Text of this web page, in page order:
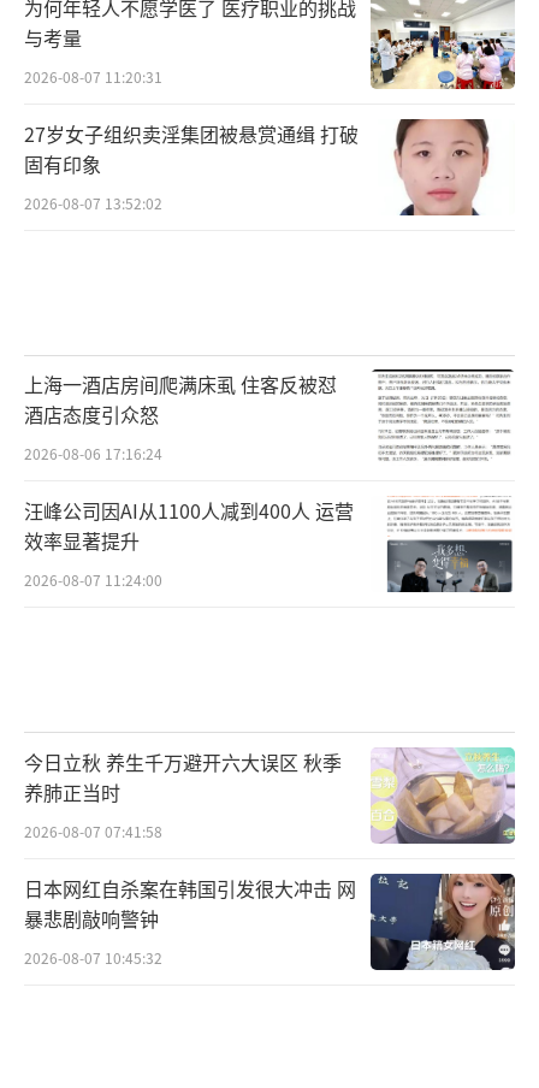
为何年轻人不愿学医了 医疗职业的挑战
与考量
2026-08-07 11:20:31
27岁女子组织卖淫集团被悬赏通缉 打破
固有印象
2026-08-07 13:52:02
上海一酒店房间爬满床虱 住客反被怼
酒店态度引众怒
2026-08-06 17:16:24
汪峰公司因AI从1100人减到400人 运营
效率显著提升
2026-08-07 11:24:00
今日立秋 养生千万避开六大误区 秋季
养肺正当时
2026-08-07 07:41:58
日本网红自杀案在韩国引发很大冲击 网
暴悲剧敲响警钟
2026-08-07 10:45:32